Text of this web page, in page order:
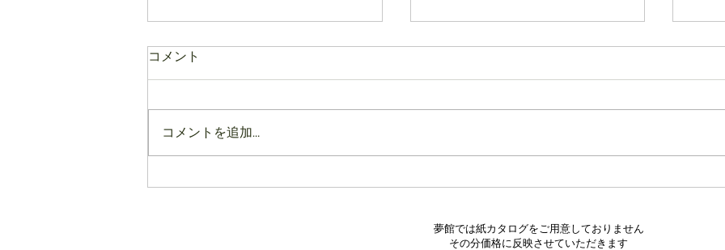
コメント
コメントを追加…
夢館では紙カタログをご用意しておりません
その分価格に反映させていただきます